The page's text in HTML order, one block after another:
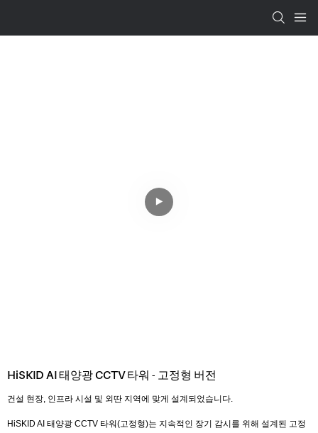
HiSKID AI 태양광 CCTV 타워 - 고정형 버전
건설 현장, 인프라 시설 및 외딴 지역에 맞게 설계되었습니다.
HiSKID AI 태양광 CCTV 타워(고정형)는 지속적인 장기 감시를 위해 설계된 고정